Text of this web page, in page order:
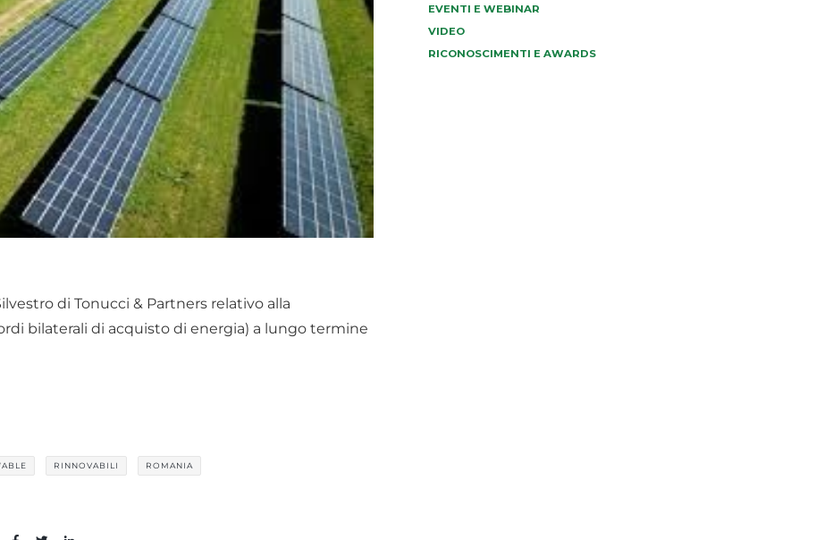
di Tonucci & Partners relativo alla
bilaterali di acquisto di energia) a lungo termine
RINNOVABILI ROMANIA
EVENTI E WEBINAR
VIDEO
RICONOSCIMENTI E AWARDS